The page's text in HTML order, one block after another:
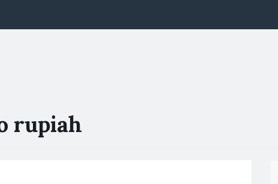
rupiah